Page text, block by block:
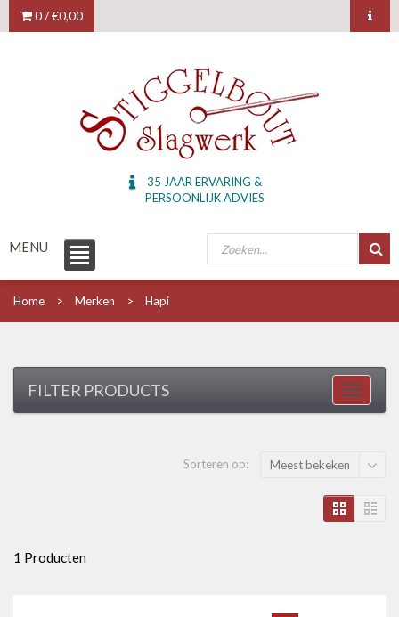
0 /€0,00
35 JAAR ERVARING &
PERSOONLIJK ADVIES
MENU
Home Merken Hapi
FILTER PRODUCTS
Sorteren op: Meest bekeken
1 Producten